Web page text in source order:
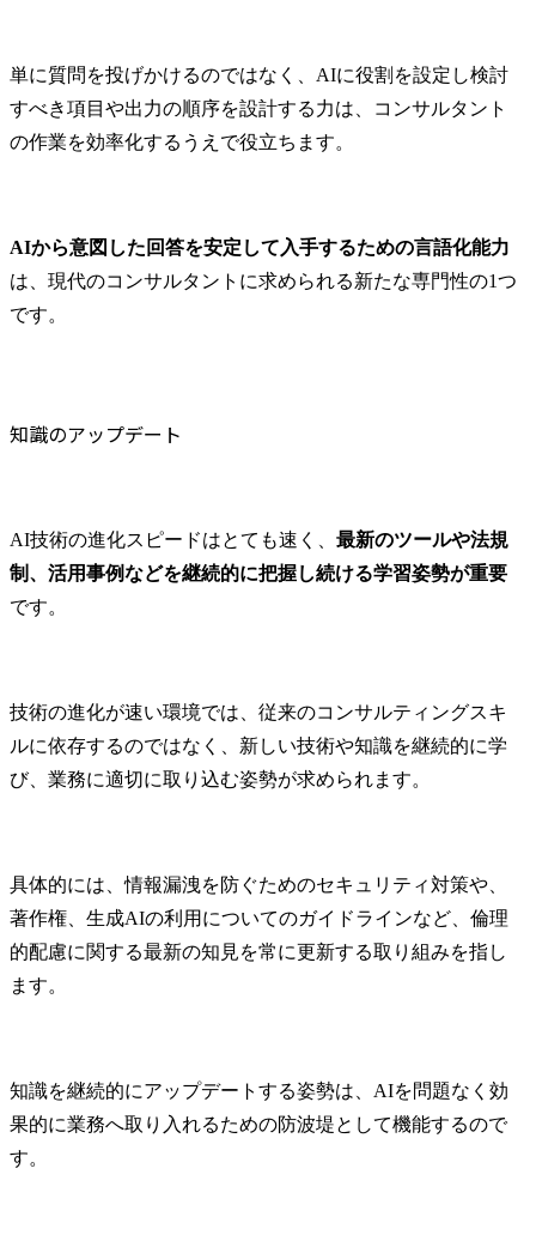
単に質問を投げかけるのではなく、AIに役割を設定し検討
すべき項目や出力の順序を設計する力は、コンサルタント
の作業を効率化するうえで役立ちます。
AIから意図した回答を安定して入手するための言語化能力
は、現代のコンサルタントに求められる新たな専門性の1つ
です。
知識のアップデート
AI技術の進化スピードはとても速く、 最新のツールや法規
制、活用事例などを継続的に把握し続ける学習姿勢が重要
です。
技術の進化が速い環境では、従来のコンサルティングスキ
ルに依存するのではなく、新しい技術や知識を継続的に学
び、業務に適切に取り込む姿勢が求められます。
具体的には、情報漏洩を防ぐためのセキュリティ対策や、
著作権、生成AIの利用についてのガイドラインなど、倫理
的配慮に関する最新の知見を常に更新する取り組みを指し
ます。
知識を継続的にアップデートする姿勢は、AIを問題なく効
果的に業務へ取り入れるための防波堤として機能するので
す。